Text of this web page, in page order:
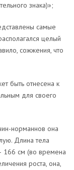
знака)»;
самые
целый
сожжения, что
быть отнесена к
для своего
норманнов она
Длина тела
166 см (во времена
роста, она,